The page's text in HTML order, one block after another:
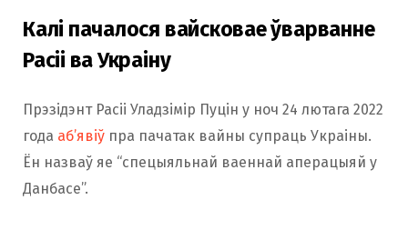
Калі пачалося вайсковае ўварванне
Расіі ва Украіну
Прэзідэнт Расіі Уладзімір Пуцін у ноч 24 лютага 2022
года аб’явіў пра пачатак вайны супраць Украіны.
Ён назваў яе “спецыяльнай ваеннай аперацыяй у
Данбасе”.